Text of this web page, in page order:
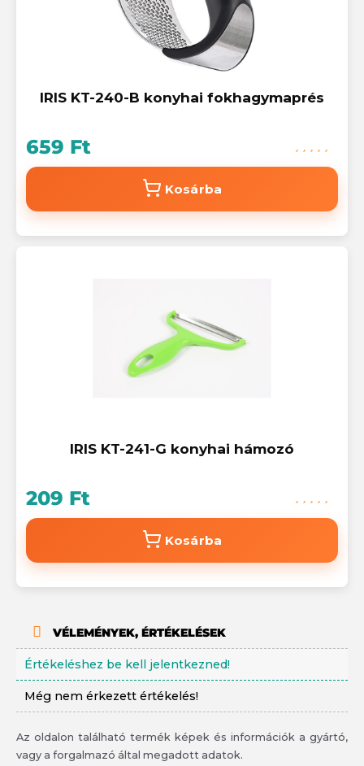
IRIS KT-240-B konyhai fokhagymaprés
659 Ft
Kosárba
IRIS KT-241-G konyhai hámozó
209 Ft
Kosárba
VÉLEMÉNYEK, ÉRTÉKELÉSEK
Értékeléshez be kell jelentkezned!
Még nem érkezett értékelés!
Az oldalon található termék képek és információk a gyártó,
vagy a forgalmazó által megadott adatok.